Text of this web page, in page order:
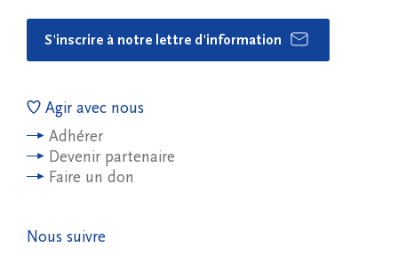
S'inscrire à notre lettre d'information
Agir avec nous
Adhérer
Devenir partenaire
Faire un don
Nous suivre